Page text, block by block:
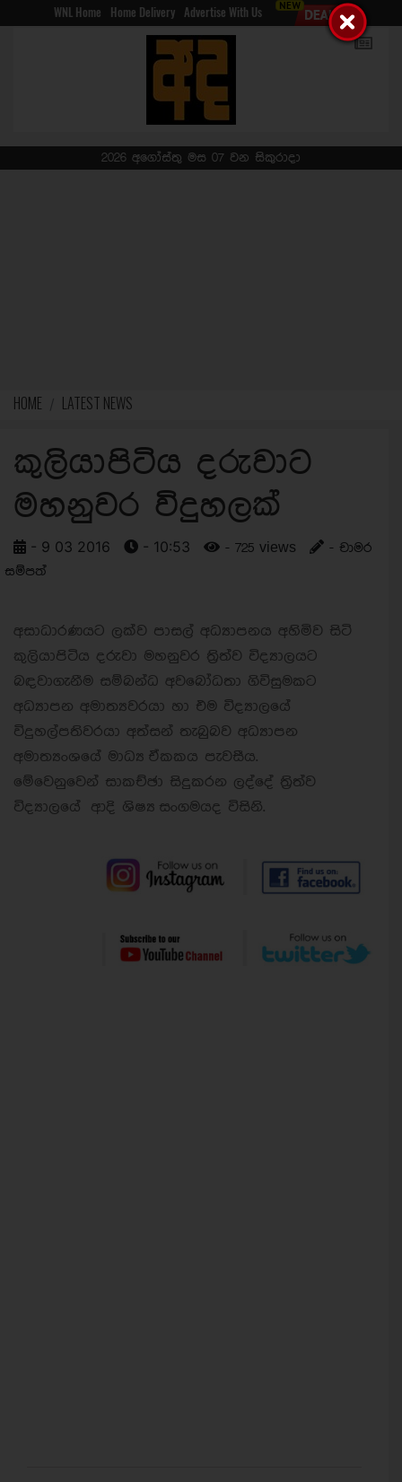
WNL Home Home Delivery Advertise With Us
2026 අගෝස්තු මස 07 වන සිකුරාදා
HOME LATEST NEWS
කුලියාපිටිය දරුවාට
මහනුවර විදුහලක්
- 9 03 2016 - 10:53 - 725 views
- චාමර
සම්පත්
අසාධාරණයට ලක්ව පාසල් අධ්‍යාපනය අහිමිව සිටි
කුලියාපිටිය දරුවා මහනුවර ත්‍රිත්ව විද්‍යාලයට
බඳවාගැනීම සම්බන්ධ අවබෝධතා ගිවිසුමකට
අධ්‍යාපන අමාත්‍යවරයා හා එම විද්‍යාලයේ
විදුහල්පතිවරයා අත්සන් තැබුබව අධ්‍යාපන
අමාත්‍යංශයේ මාධ්‍ය ඒකකය පැවසීය.
මේවෙනුවෙන් සාකච්ඡා සිදුකරන ලද්දේ ත්‍රිත්ව
විද්‍යාලයේ ආදි ශිෂ්‍ය සංගමයද විසිනි.